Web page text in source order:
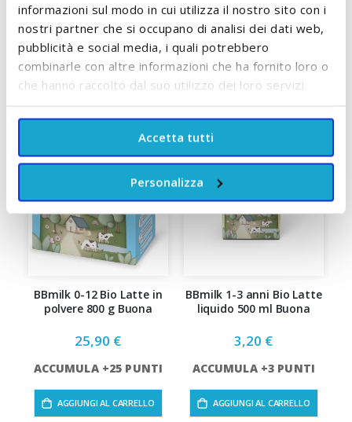
informazioni sul modo in cui utilizza il nostro sito con i
nostri partner che si occupano di analisi dei dati web,
pubblicità e social media, i quali potrebbero
combinarle con altre informazioni che ha fornito loro o
che hanno raccolto dal suo utilizzo dei loro servizi.
Accetta tutti
Personalizza
SCOPRI TUTTI I PRODOTTI DEL BRAND
BBmilk 0-12 Bio Latte in
polvere 800 g Buona
25,90 €
ACCUMULA +25 PUNTI
AGGIUNGI AL CARRELLO
BBmilk 1-3 anni Bio Latte
liquido 500 ml Buona
3,20 €
ACCUMULA +3 PUNTI
AGGIUNGI AL CARRELLO